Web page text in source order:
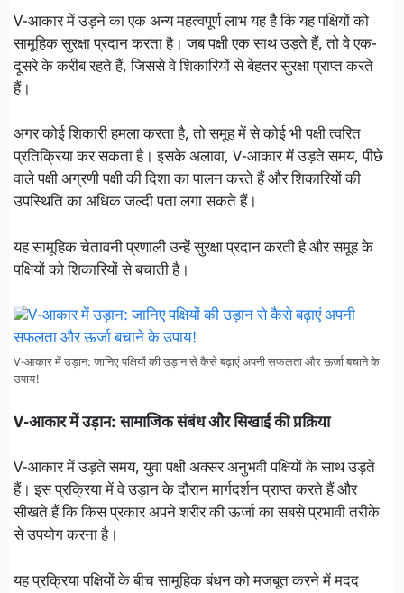
V-आकार में उड़ने का एक अन्य महत्वपूर्ण लाभ यह है कि यह पक्षियों को
सामूहिक सुरक्षा प्रदान करता है। जब पक्षी एक साथ उड़ते हैं, तो वे एक-
दूसरे के करीब रहते हैं, जिससे वे शिकारियों से बेहतर सुरक्षा प्राप्त करते
हैं।
अगर कोई शिकारी हमला करता है, तो समूह में से कोई भी पक्षी त्वरित
प्रतिक्रिया कर सकता है। इसके अलावा, V-आकार में उड़ते समय, पीछे
वाले पक्षी अग्रणी पक्षी की दिशा का पालन करते हैं और शिकारियों की
उपस्थिति का अधिक जल्दी पता लगा सकते हैं।
यह सामूहिक चेतावनी प्रणाली उन्हें सुरक्षा प्रदान करती है और समूह के
पक्षियों को शिकारियों से बचाती है।
V-आकार में उड़ान: जानिए पक्षियों की उड़ान से कैसे बढ़ाएं अपनी सफलता और ऊर्जा बचाने के
उपाय!
V-आकार में उड़ान: सामाजिक संबंध और सिखाई की प्रक्रिया
V-आकार में उड़ते समय, युवा पक्षी अक्सर अनुभवी पक्षियों के साथ उड़ते
हैं। इस प्रक्रिया में वे उड़ान के दौरान मार्गदर्शन प्राप्त करते हैं और
सीखते हैं कि किस प्रकार अपने शरीर की ऊर्जा का सबसे प्रभावी तरीके
से उपयोग करना है।
यह प्रक्रिया पक्षियों के बीच सामूहिक बंधन को मजबूत करने में मदद